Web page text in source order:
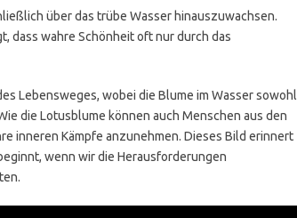
über das trübe Wasser hinauszuwachsen.
dass wahre Schönheit oft nur durch das
Lebensweges, wobei die Blume im Wasser sowohl
die Lotusblume können auch Menschen aus den
inneren Kämpfe anzunehmen. Dieses Bild erinnert
wenn wir die Herausforderungen